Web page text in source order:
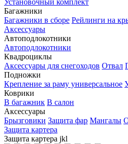
Установочный комплект
Багажники
Багажники в сборе Рейлинги на
Аксессуары
Автоподлокотники
Автоподлокотники
Квадроциклы
Аксессуары для снегоходов Отвал
Подножки
Крепление за раму универсальное
Коврики
В багажник В салон
Аксессуары
Брызговики Защита фар Мангалы
Защита картера
Защита картера jkl